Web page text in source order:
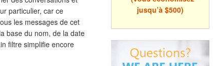
particulier, car ce
les messages de cet
base du nom, de la date
filtre simplifie encore
jusqu’à $500)